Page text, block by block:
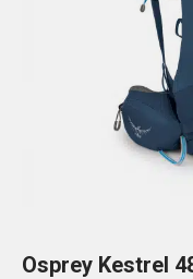
Osprey Kestrel